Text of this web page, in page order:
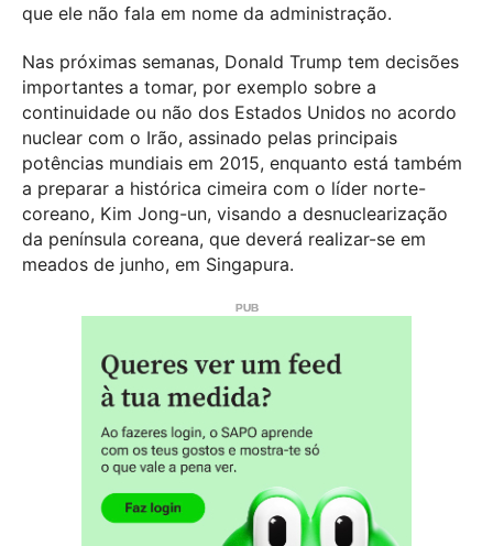
que ele não fala em nome da administração.
Nas próximas semanas, Donald Trump tem decisões
importantes a tomar, por exemplo sobre a
continuidade ou não dos Estados Unidos no acordo
nuclear com o Irão, assinado pelas principais
potências mundiais em 2015, enquanto está também
a preparar a histórica cimeira com o líder norte-
coreano, Kim Jong-un, visando a desnuclearização
da península coreana, que deverá realizar-se em
meados de junho, em Singapura.